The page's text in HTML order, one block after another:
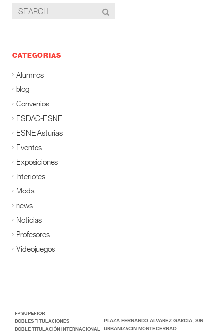
CATEGORÍAS
Alumnos
blog
Convenios
ESDAC-ESNE
ESNE Asturias
Eventos
Exposiciones
Interiores
Moda
news
Noticias
Profesores
Videojuegos
FP SUPERIOR
DOBLES TITULACIONES
DOBLE TITULACIÓN INTERNACIONAL
PLAZA FERNANDO ALVAREZ GARCIA, S/N
URBANIZACIN MONTECERRAO